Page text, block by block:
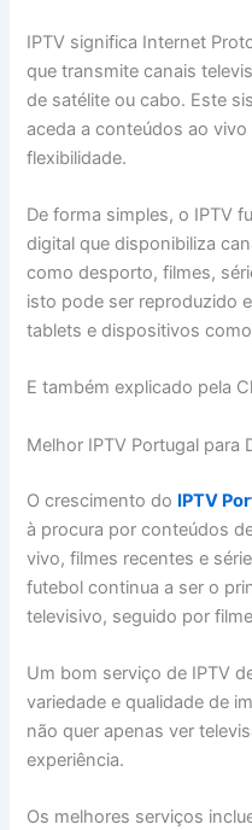
IPTV significa Internet
que transmite canais
de satélite ou cabo. Este
aceda a conteúdos ao
flexibilidade.
De forma simples, o IPTV
digital que disponibiliza
como desporto, filmes,
isto pode ser reproduzido
tablets e dispositivos
E também explicado pela
Melhor IPTV Portugal para
O crescimento do IPTV
à procura por conteúdos
vivo, filmes recentes e
futebol continua a ser o
televisivo, seguido por
Um bom serviço de IPTV
variedade e qualidade de
não quer apenas ver
experiência.
Os melhores serviços